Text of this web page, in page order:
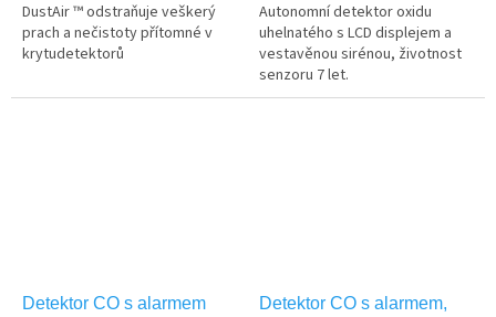
DustAir ™ odstraňuje veškerý
prach a nečistoty přítomné v
krytudetektorů
Autonomní detektor oxidu
uhelnatého s LCD displejem a
vestavěnou sirénou, životnost
senzoru 7 let.
Detektor CO s alarmem
Detektor CO s alarmem,